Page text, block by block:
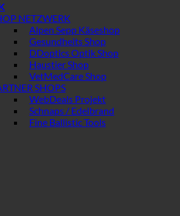
NETZWERK
Alpen Sepp Käseshop
Gesundheits Shop
DDoptics Optik Shop
Haustier Shop
VetMedCare Shop
SHOPS
WebDeals Projekt
Schnaps / Edelbrand
Fine Ballistic Tools